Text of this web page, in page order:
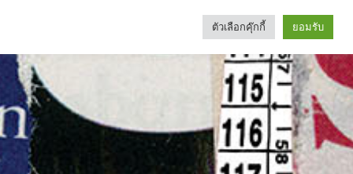
Categories
ตัวเลือกคุ๊กกี้ ยอมรับ